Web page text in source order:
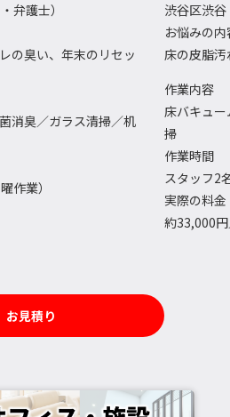
弁護士）
の臭い、年末のリセッ
消臭／ガラス清掃／机
作業）
渋谷区渋
お悩みの内
床の皮脂
作業内容
床バキュ
掃
作業時間
スタッフ2
実際の料
約33,000
お見積り